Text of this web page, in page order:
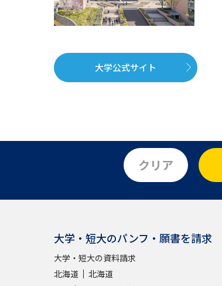
大学公式サイト
クリア
大学・短大のパンフ・願書を請求
大学・短大の資料請求
北海道
北海道